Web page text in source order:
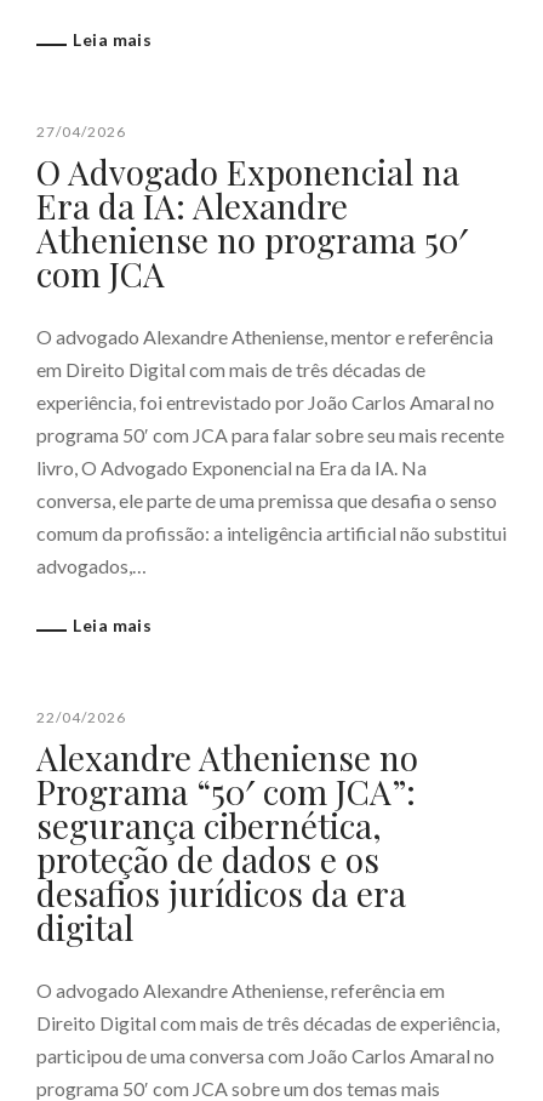
Leia mais
27/04/2026
O Advogado Exponencial na
Era da IA: Alexandre
Atheniense no programa 50′
com JCA
O advogado Alexandre Atheniense, mentor e referência
em Direito Digital com mais de três décadas de
experiência, foi entrevistado por João Carlos Amaral no
programa 50′ com JCA para falar sobre seu mais recente
livro, O Advogado Exponencial na Era da IA. Na
conversa, ele parte de uma premissa que desafia o senso
comum da profissão: a inteligência artificial não substitui
advogados,…
Leia mais
22/04/2026
Alexandre Atheniense no
Programa “50′ com JCA”:
segurança cibernética,
proteção de dados e os
desafios jurídicos da era
digital
O advogado Alexandre Atheniense, referência em
Direito Digital com mais de três décadas de experiência,
participou de uma conversa com João Carlos Amaral no
programa 50′ com JCA sobre um dos temas mais